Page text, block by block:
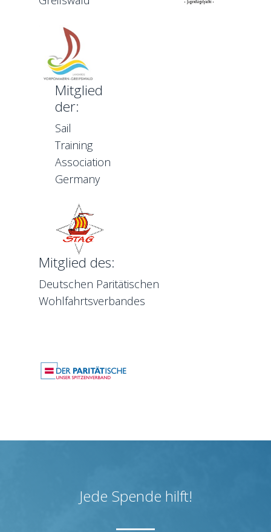
Mitglied
der:
Sail
Training
Association
Germany
Mitglied des:
Deutschen Paritätischen
Wohlfahrtsverbandes
Jede Spende hilft!